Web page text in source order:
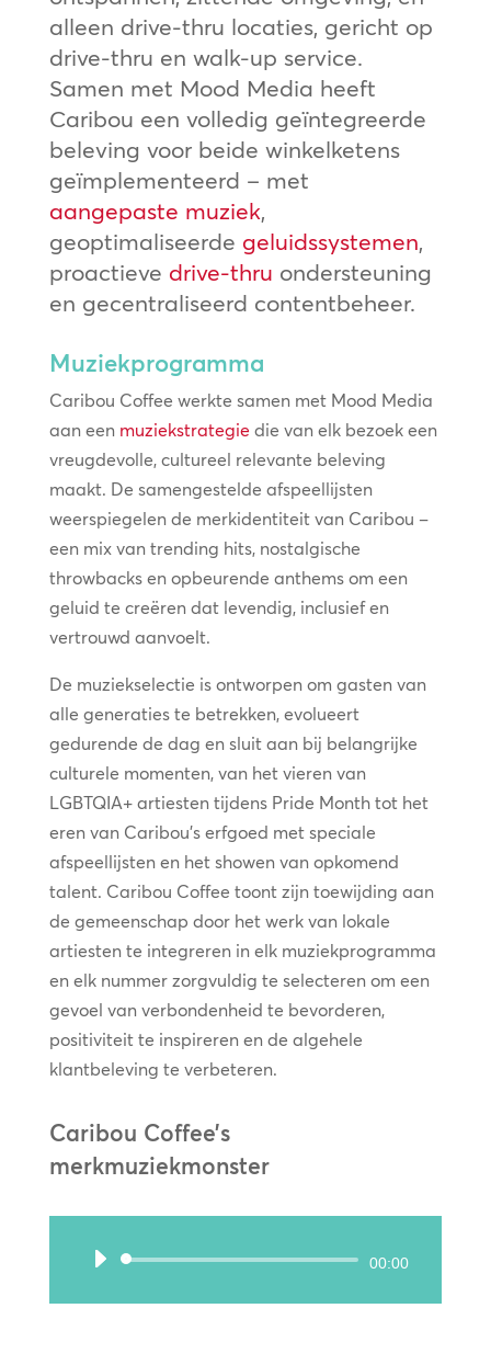
alleen drive-thru locaties, gericht op
drive-thru en walk-up service.
Samen met Mood Media heeft
Caribou een volledig geïntegreerde
beleving voor beide winkelketens
geïmplementeerd – met
aangepaste muziek,
geoptimaliseerde geluidssystemen,
proactieve drive-thru ondersteuning
en gecentraliseerd contentbeheer.
Muziekprogramma
Caribou Coffee werkte samen met Mood Media
aan een muziekstrategie die van elk bezoek een
vreugdevolle, cultureel relevante beleving
maakt. De samengestelde afspeellijsten
weerspiegelen de merkidentiteit van Caribou –
een mix van trending hits, nostalgische
throwbacks en opbeurende anthems om een
geluid te creëren dat levendig, inclusief en
vertrouwd aanvoelt.
De muziekselectie is ontworpen om gasten van
alle generaties te betrekken, evolueert
gedurende de dag en sluit aan bij belangrijke
culturele momenten, van het vieren van
LGBTQIA+ artiesten tijdens Pride Month tot het
eren van Caribou’s erfgoed met speciale
afspeellijsten en het showen van opkomend
talent. Caribou Coffee toont zijn toewijding aan
de gemeenschap door het werk van lokale
artiesten te integreren in elk muziekprogramma
en elk nummer zorgvuldig te selecteren om een
gevoel van verbondenheid te bevorderen,
positiviteit te inspireren en de algehele
klantbeleving te verbeteren.
Caribou Coffee’s
merkmuziekmonster
Audiospeler 00:00